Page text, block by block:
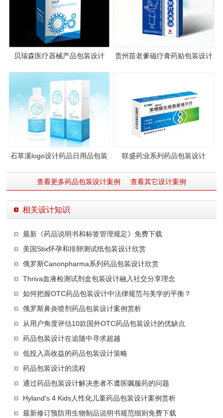
贝瑞森医疗器械产品包装设计 贵州苗老爹磁疗膏药贴包装设计
石草溪logo设计药品日用品包装
联盛药业系列药品包装设计
查看更多药品包装设计案例 查看其它设计案例
相关设计知识
最新《药品说明书和标签管理规定》免费下载
美国Stix怀孕和排卵测试纸包装设计欣赏
俄罗斯Canonpharma系列药品包装设计欣赏
Thriva血液检测试剂盒包装设计融入社交分享理念
如何把握OTC药品包装设计中法律规范与美学的平衡？
俄罗斯鼻炎喷剂药品包装设计案例赏析
从用户角度评估10款国外OTC药品包装设计的优缺点
药品包装设计在追随中寻求超越
低投入高收益的药品包装设计策略
药品包装设计的流程
通过药品包装设计解决患者不遵医嘱服药的问题
Hyland's 4 Kids人性化儿童药品包装设计案例赏析
最新修订预防用生物制品说明书规范细则免费下载